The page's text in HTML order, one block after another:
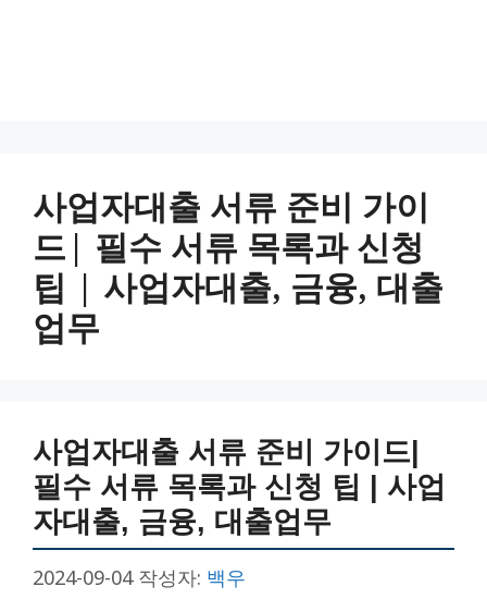
사업자대출 서류 준비 가이
드| 필수 서류 목록과 신청
팁 | 사업자대출, 금융, 대출
업무
사업자대출 서류 준비 가이드|
필수 서류 목록과 신청 팁 | 사업
자대출, 금융, 대출업무
2024-09-04 작성자: 백우